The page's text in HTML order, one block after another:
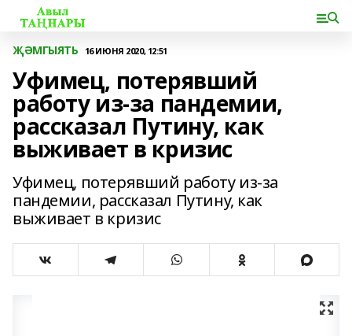
ҖӘМГЫЯТЬ 16 ИЮНЯ 2020, 12:51
Уфимец, потерявший
работу из-за пандемии,
рассказал Путину, как
выживает в кризис
Уфимец, потерявший работу из-за
пандемии, рассказал Путину, как
выживает в кризис